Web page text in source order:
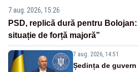
7 aug. 2026, 15:26
PSD, replică dură pentru
situație de forță majoră”
7 aug. 2026, 14:51
Ședința de